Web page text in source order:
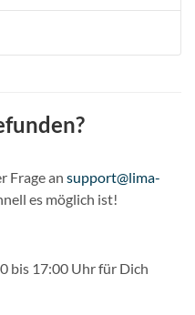
Frage an support@lima-
es möglich ist!
bis 17:00 Uhr für Dich